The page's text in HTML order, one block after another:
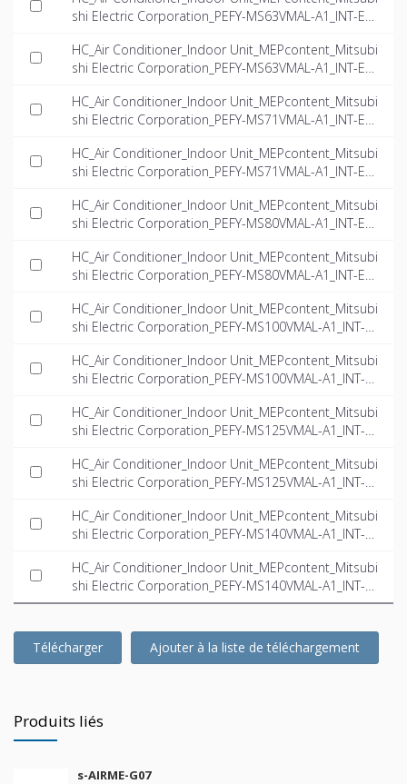
shi Electric Corporation_PEFY-MS63VMAL-A1_INT-EN.
HC_Air Conditioner_Indoor Unit_MEPcontent_Mitsubi
shi Electric Corporation_PEFY-MS63VMAL-A1_INT-EN.i
HC_Air Conditioner_Indoor Unit_MEPcontent_Mitsubi
shi Electric Corporation_PEFY-MS71VMAL-A1_INT-EN.
HC_Air Conditioner_Indoor Unit_MEPcontent_Mitsubi
shi Electric Corporation_PEFY-MS71VMAL-A1_INT-EN.i
HC_Air Conditioner_Indoor Unit_MEPcontent_Mitsubi
shi Electric Corporation_PEFY-MS80VMAL-A1_INT-EN.
HC_Air Conditioner_Indoor Unit_MEPcontent_Mitsubi
shi Electric Corporation_PEFY-MS80VMAL-A1_INT-EN.i
HC_Air Conditioner_Indoor Unit_MEPcontent_Mitsubi
shi Electric Corporation_PEFY-MS100VMAL-A1_INT-E
HC_Air Conditioner_Indoor Unit_MEPcontent_Mitsubi
shi Electric Corporation_PEFY-MS100VMAL-A1_INT-E
HC_Air Conditioner_Indoor Unit_MEPcontent_Mitsubi
shi Electric Corporation_PEFY-MS125VMAL-A1_INT-E
HC_Air Conditioner_Indoor Unit_MEPcontent_Mitsubi
shi Electric Corporation_PEFY-MS125VMAL-A1_INT-E
HC_Air Conditioner_Indoor Unit_MEPcontent_Mitsubi
shi Electric Corporation_PEFY-MS140VMAL-A1_INT-E
HC_Air Conditioner_Indoor Unit_MEPcontent_Mitsubi
shi Electric Corporation_PEFY-MS140VMAL-A1_INT-E
N.ifc
Télécharger Ajouter à la liste de téléchargement
Produits liés
s-AIRME-G07